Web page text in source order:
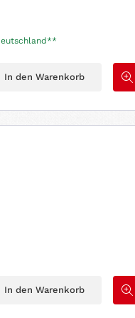
In den Warenkorb
In den Warenkorb